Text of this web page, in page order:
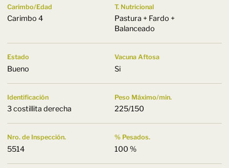
Carimbo/Edad
Carimbo 4
T. Nutricional
Pastura + Fardo +
Balanceado
Estado
Bueno
Vacuna Aftosa
Si
Identificación
3 costillita derecha
Peso Máximo/min.
225/150
Nro. de Inspección.
5514
% Pesados.
100 %